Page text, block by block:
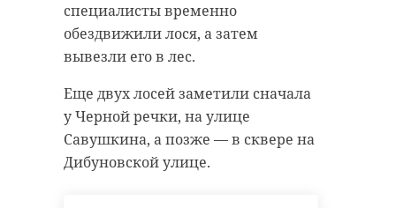
специалисты временно
обездвижили лося, а затем
вывезли его в лес.
Еще двух лосей заметили сначала
у Черной речки, на улице
Савушкина, а позже — в сквере на
Дибуновской улице.